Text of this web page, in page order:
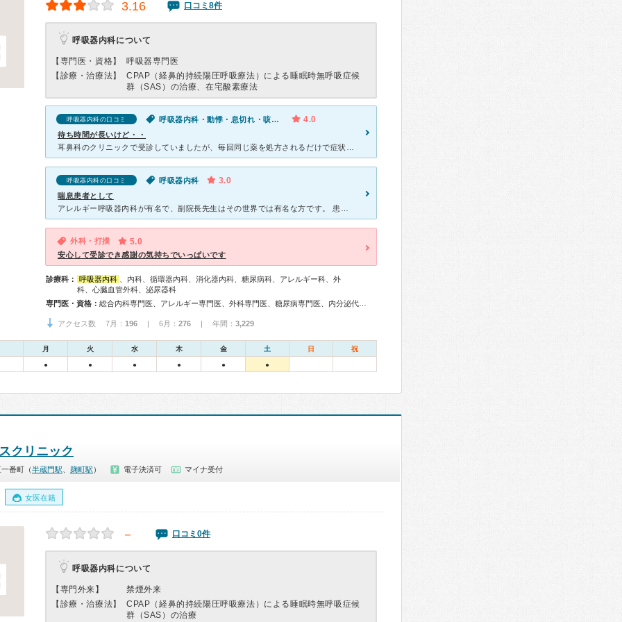
3.16 口コミ8件
呼吸器内科について
【専門医・資格】
呼吸器専門医
【診療・治療法】
CPAP（経鼻的持続陽圧呼吸療法）による睡眠時無呼吸症候
群（SAS）の治療、在宅酸素療法
呼吸器内科の口コミ 呼吸器内科・動悸・息切れ・咳（セキ） 4.0
待ち時間が長いけど・・
呼吸器内科の口コミ 呼吸器内科 3.0
喘息患者として
外科・打撲 5.0
安心して受診でき感謝の気持ちでいっぱいです
診療科： 呼吸器内科
、内科、循環器内科、消化器内科、糖尿病科、アレルギー科、外
科、心臓血管外科、泌尿器科
専門医・資格：
アクセス数 7月： 196 | 6月： 276 | 年間： 3,229
月 火 水 木 金 土 日 祝
● ● ● ● ● ●
クリニック
番町（半蔵門駅 麹町駅 ） 電子決済可 マイナ受付
女医在籍
－ 口コミ0件
呼吸器内科について
【専門外来】
禁煙外来
【診療・治療法】
CPAP（経鼻的持続陽圧呼吸療法）による睡眠時無呼吸症候
群（SAS）の治療